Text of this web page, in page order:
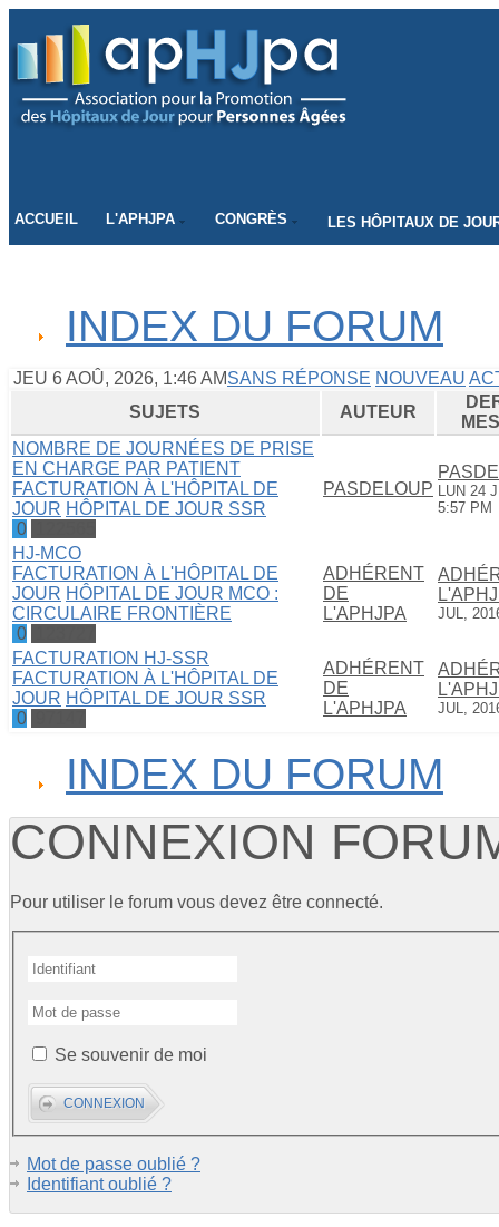
ACCUEIL L'APHJPA CONGRÈS LES HÔPITAUX DE
INDEX DU FORUM
JEU 6 AOÛ, 2026, 1:46 AMSANS RÉPONSE NOUVEAU
SUJETS
AUTEUR
NOMBRE DE JOURNÉES DE PRISE
EN CHARGE PAR PATIENT
FACTURATION À L'HÔPITAL DE
JOUR HÔPITAL DE JOUR SSR
0
PASDELOUP LUN 24
5:57 PM
HJ-MCO
FACTURATION À L'HÔPITAL DE
JOUR HÔPITAL DE JOUR MCO :
CIRCULAIRE FRONTIÈRE
0
ADHÉRENT
DE
L'APHJPA
JUL,
FACTURATION HJ-SSR
FACTURATION À L'HÔPITAL DE
JOUR HÔPITAL DE JOUR SSR
0
ADHÉRENT
DE
L'APHJPA
JUL,
INDEX DU FORUM
CONNEXION
Pour utiliser le forum vous devez être connecté.
Se souvenir de moi
Mot de passe oublié ?
Identifiant oublié ?